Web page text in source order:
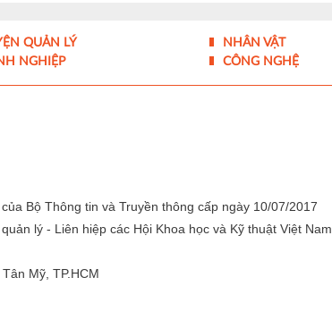
QUẢN LÝ NHÂN VẬT
NGHIỆP CÔNG NGHỆ
Bộ Thông tin và Truyền thông cấp ngày 10/07/2017
lý - Liên hiệp các Hội Khoa học và Kỹ thuật Việt Nam
Mỹ, TP.HCM